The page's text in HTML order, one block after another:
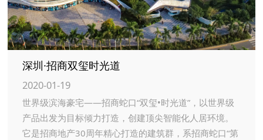
深圳·招商双玺时光道
2020-01-19
世界级滨海豪宅——招商蛇口“双玺•时光道”，以世界级
产品出发为目标倾力打造，创建顶尖智能化人居环境。
它是招商地产30周年精心打造的建筑群，系招商蛇口“第